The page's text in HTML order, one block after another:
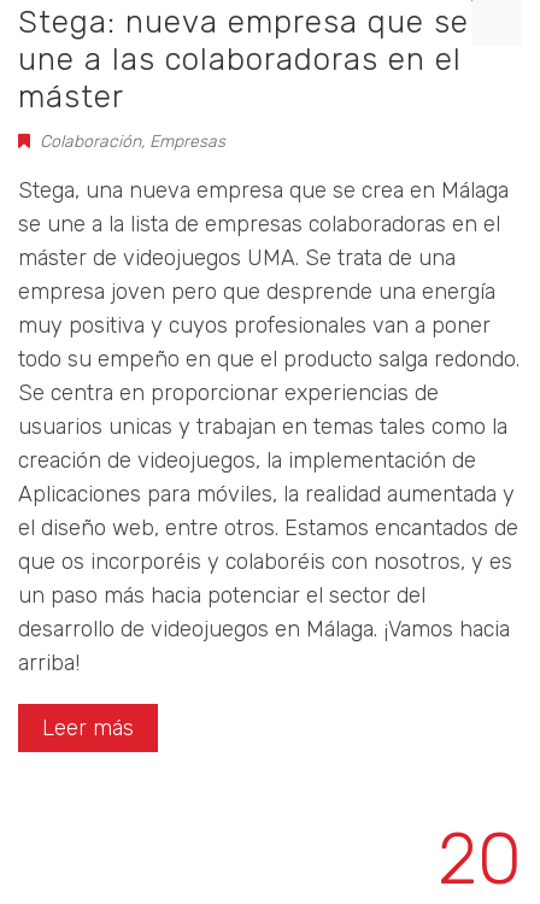
Stega: nueva empresa que se
une a las colaboradoras en el
máster
Colaboración, Empresas
Stega, una nueva empresa que se crea en Málaga
se une a la lista de empresas colaboradoras en el
máster de videojuegos UMA. Se trata de una
empresa joven pero que desprende una energía
muy positiva y cuyos profesionales van a poner
todo su empeño en que el producto salga redondo.
Se centra en proporcionar experiencias de
usuarios unicas y trabajan en temas tales como la
creación de videojuegos, la implementación de
Aplicaciones para móviles, la realidad aumentada y
el diseño web, entre otros. Estamos encantados de
que os incorporéis y colaboréis con nosotros, y es
un paso más hacia potenciar el sector del
desarrollo de videojuegos en Málaga. ¡Vamos hacia
arriba!
Leer más
20